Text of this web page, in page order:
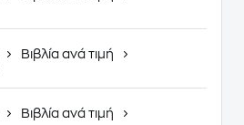
Βιβλία ανά τιμή
Βιβλία ανά τιμή